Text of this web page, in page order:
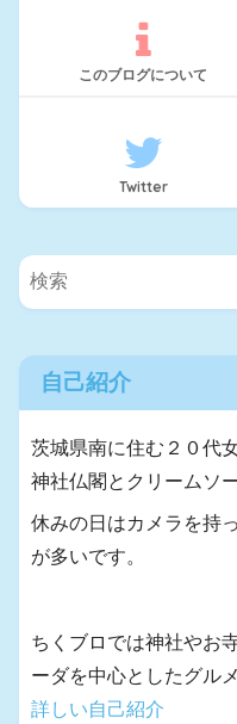
このブログについて
Twitter
自己紹介
茨城県南に住む２０代女
神社仏閣とクリームソ
休みの日はカメラを持
が多いです。
ちくブロでは神社やお
ーダを中心としたグル
詳しい自己紹介